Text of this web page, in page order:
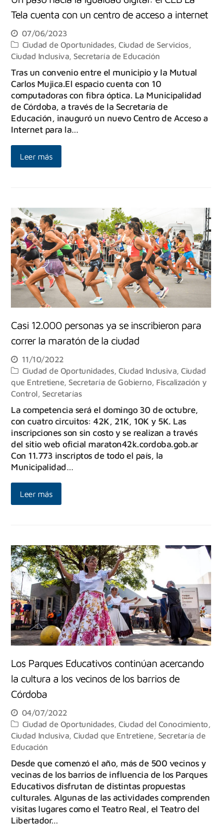
Tela cuenta con un centro de acceso a internet
07/06/2023
Ciudad de Oportunidades ,Ciudad de Servicios
Ciudad Inclusiva Secretaría de Educación
Tras un convenio entre el municipio y la Mutual
Carlos Mujica.El espacio cuenta con 10
computadoras con fibra óptica. La Municipalidad
de Córdoba, a través de la Secretaría de
Educación, inauguró un nuevo Centro de Acceso a
Internet para la…
Leer más
Casi 12.000 personas ya se inscribieron para
correr la maratón de la ciudad
11/10/2022
Ciudad de Oportunidades,Ciudad Inclusiva,Ciudad
que Entretiene, Secretaría de Gobierno, Fiscalización y
Control, Secretarías
La competencia será el domingo 30 de octubre,
con cuatro circuitos: 42K, 21K, 10K y 5K. Las
inscripciones son sin costo y se realizan a través
del sitio web oficial maraton42k.cordoba.gob.ar
Con 11.773 inscriptos de todo el país, la
Municipalidad…
Leer más
Los Parques Educativos continúan acercando
la cultura a los vecinos de los barrios de
Córdoba
04/07/2022
Ciudad de Oportunidades ,Ciudad del Conocimiento
Ciudad Inclusiva ,Ciudad que Entretiene, Secretaría de
Educación
Desde que comenzó el año, más de 500 vecinos y
vecinas de los barrios de influencia de los Parques
Educativos disfrutan de distintas propuestas
culturales. Algunas de las actividades comprenden
visitas lugares como el Teatro Real, el Teatro del
Libertador…